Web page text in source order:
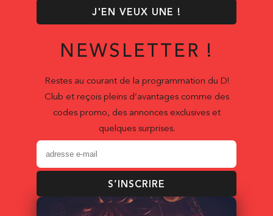
J'EN VEUX UNE !
NEWSLETTER !
Restes au courant de la programmation du D!
Club et reçois pleins d’avantages comme des
codes promo, des annonces exclusives et
quelques surprises.
S’INSCRIRE